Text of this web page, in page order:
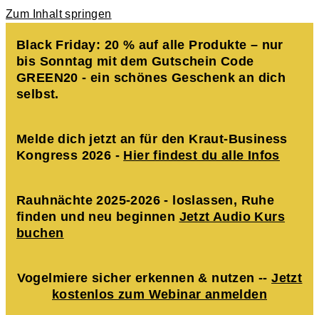
Zum Inhalt springen
Black Friday: 20 % auf alle Produkte – nur
bis Sonntag mit dem Gutschein Code
GREEN20 - ein schönes Geschenk an dich
selbst.
Melde dich jetzt an für den Kraut-Business
Kongress 2026 - Hier findest du alle Infos
Rauhnächte 2025-2026 - loslassen, Ruhe
finden und neu beginnen Jetzt Audio Kurs
buchen
Vogelmiere sicher erkennen & nutzen --Jetzt
kostenlos zum Webinar anmelden